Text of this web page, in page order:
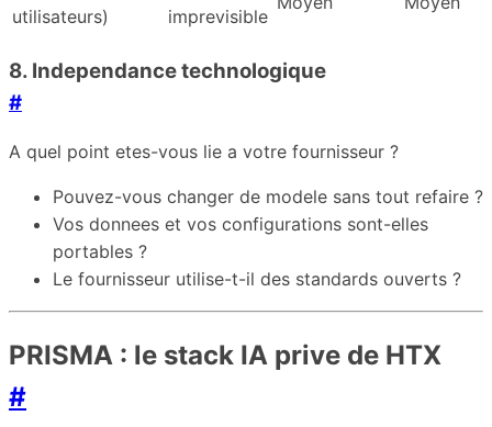
utilisateurs)
imprevisible
8. Independance technologique
#
A quel point etes-vous lie a votre fournisseur ?
Pouvez-vous changer de modele sans tout refaire ?
Vos donnees et vos configurations sont-elles
portables ?
Le fournisseur utilise-t-il des standards ouverts ?
PRISMA : le stack IA prive de HTX
#